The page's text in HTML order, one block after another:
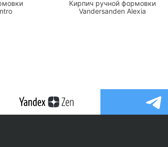
Кирпич ручной формовки
Vandersanden Alexia